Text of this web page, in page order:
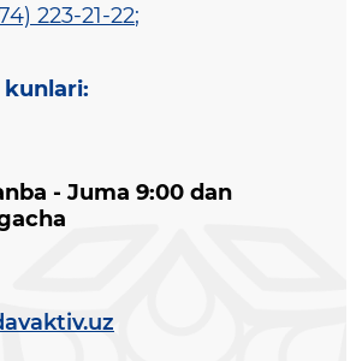
223-21-22;
kunlari:
- Juma 9:00 dan